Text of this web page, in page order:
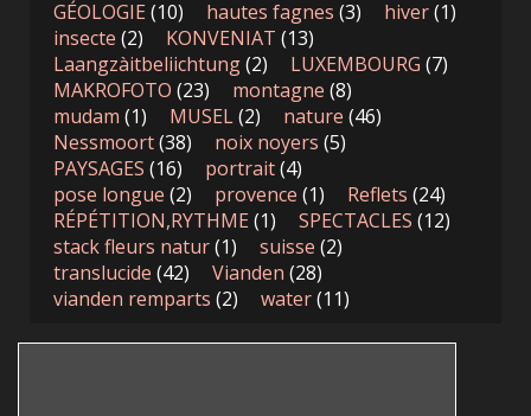
GÉOLOGIE(10) hautes fagnes (3) hiver(1)
insecte (2) KONVENIAT (13)
Laangzàitbeliichtung(2) LUXEMBOURG (7)
MAKROFOTO (23) montagne (8)
mudam (1) MUSEL(2) nature (46)
Nessmoort(38) noix noyers (5)
PAYSAGES (16) portrait(4)
pose longue (2) provence (1) Reflets (24)
RÉPÉTITION,RYTHME(1) SPECTACLES (12)
stack fleurs natur(1) suisse (2)
translucide (42) Vianden (28)
vianden remparts (2) water(11)